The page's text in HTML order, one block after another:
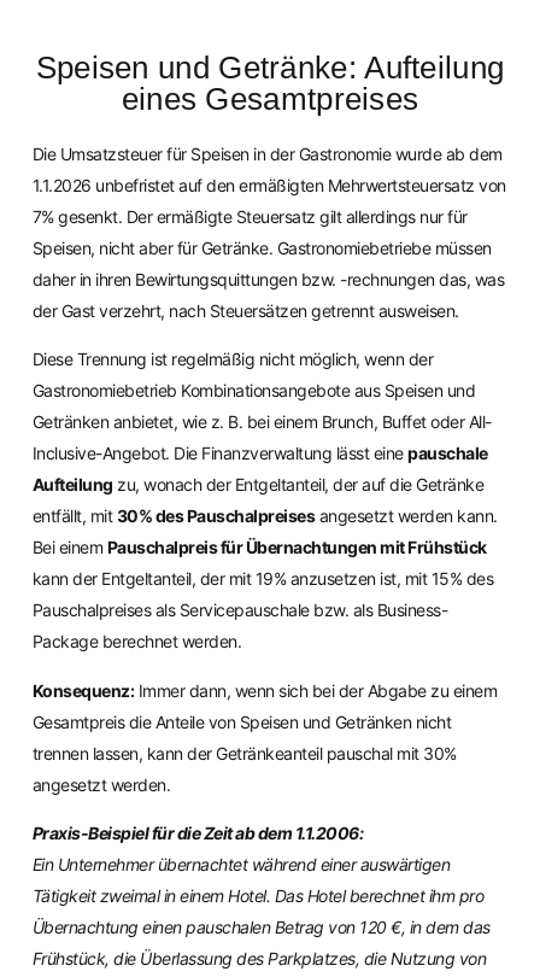
Speisen und Getränke: Aufteilung
eines Gesamtpreises
Die Umsatzsteuer für Speisen in der Gastronomie wurde ab dem
1.1.2026 unbefristet auf den ermäßigten Mehrwertsteuersatz von
7% gesenkt. Der ermäßigte Steuersatz gilt allerdings nur für
Speisen, nicht aber für Getränke. Gastronomiebetriebe müssen
daher in ihren Bewirtungsquittungen bzw. -rechnungen das, was
der Gast verzehrt, nach Steuersätzen getrennt ausweisen.
Diese Trennung ist regelmäßig nicht möglich, wenn der
Gastronomiebetrieb Kombinationsangebote aus Speisen und
Getränken anbietet, wie z. B. bei einem Brunch, Buffet oder All-
Inclusive-Angebot. Die Finanzverwaltung lässt einepauschale
Aufteilung zu, wonach der Entgeltanteil, der auf die Getränke
entfällt, mit30% des Pauschalpreisesangesetzt werden kann.
Bei einem Pauschalpreis für Übernachtungen mit Frühstück
kann der Entgeltanteil, der mit 19% anzusetzen ist, mit 15% des
Pauschalpreises als Servicepauschale bzw. als Business-
Package berechnet werden.
Konsequenz:Immer dann, wenn sich bei der Abgabe zu einem
Gesamtpreis die Anteile von Speisen und Getränken nicht
trennen lassen, kann der Getränkeanteil pauschal mit 30%
angesetzt werden.
Praxis-Beispiel für die Zeit ab dem 1.1.2006:
Ein Unternehmer übernachtet während einer auswärtigen
Tätigkeit zweimal in einem Hotel. Das Hotel berechnet ihm pro
Übernachtung einen pauschalen Betrag von 120 €, in dem das
Frühstück, die Überlassung des Parkplatzes, die Nutzung von